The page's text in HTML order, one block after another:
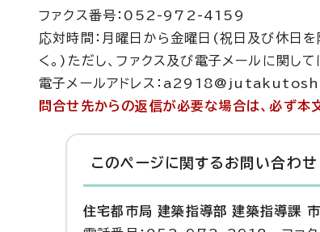
ファクス番号：052-972-4159
応対時間：月曜日から金曜日(祝日及び休
く。)ただし、ファクス及び電子メールに関し
電子メールアドレス：
問合せ先からの返信が必要な場合は、必ず本
このページに関する お問い合わせ
住宅都市局 建築指導部 建築指導課